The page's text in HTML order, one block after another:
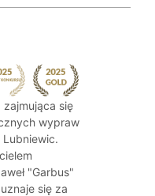
zajmująca się
wypraw
"Garbus"
się za